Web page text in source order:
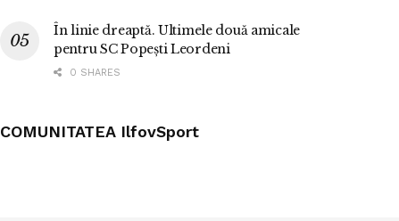
În linie dreaptă. Ultimele două amicale
pentru SC Popești Leordeni
0 SHARES
COMUNITATEA IlfovSport